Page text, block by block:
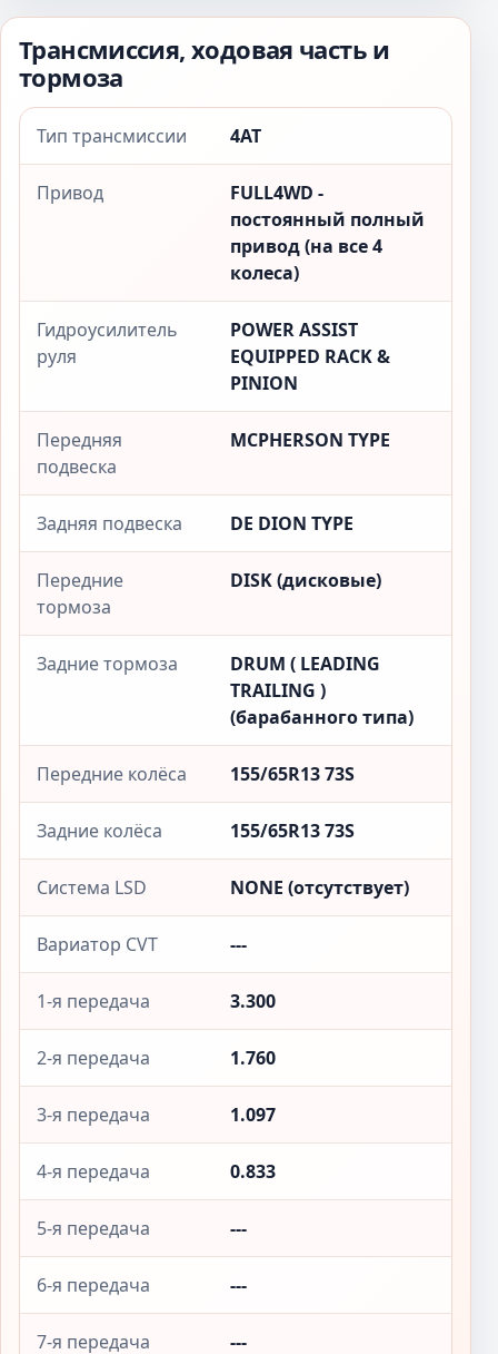
Трансмиссия, ходовая часть и
тормоза
Тип трансмиссии 4AT
Привод
FULL4WD -
постоянный полный
привод (на все 4
колеса)
Гидроусилитель
руля
POWER ASSIST
EQUIPPED RACK &
PINION
Передняя
подвеска
MCPHERSON TYPE
Задняя подвеска DE DION TYPE
Передние
тормоза
DISK (дисковые)
Задние тормоза
DRUM ( LEADING
TRAILING )
(барабанного типа)
Передние колёса 155/65R13 73S
Задние колёса 155/65R13 73S
Система LSD NONE (отсутствует)
Вариатор CVT ---
1-я передача 3.300
2-я передача 1.760
3-я передача 1.097
4-я передача 0.833
5-я передача ---
6-я передача ---
7-я передача ---